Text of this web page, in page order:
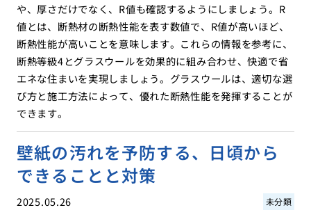
や、厚さだけでなく、R値も確認するようにしましょう。R
値とは、断熱材の断熱性能を表す数値で、R値が高いほど、
断熱性能が高いことを意味します。これらの情報を参考に、
断熱等級4とグラスウールを効果的に組み合わせ、快適で省
エネな住まいを実現しましょう。グラスウールは、適切な選
び方と施工方法によって、優れた断熱性能を発揮することが
できます。
壁紙の汚れを予防する、日頃から
できることと対策
2025.05.26 未分類